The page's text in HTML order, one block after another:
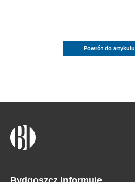
Powrót do artykułu